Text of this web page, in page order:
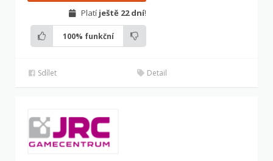
Platí ještě 22 dní!
100% funkční
Sdílet Detail